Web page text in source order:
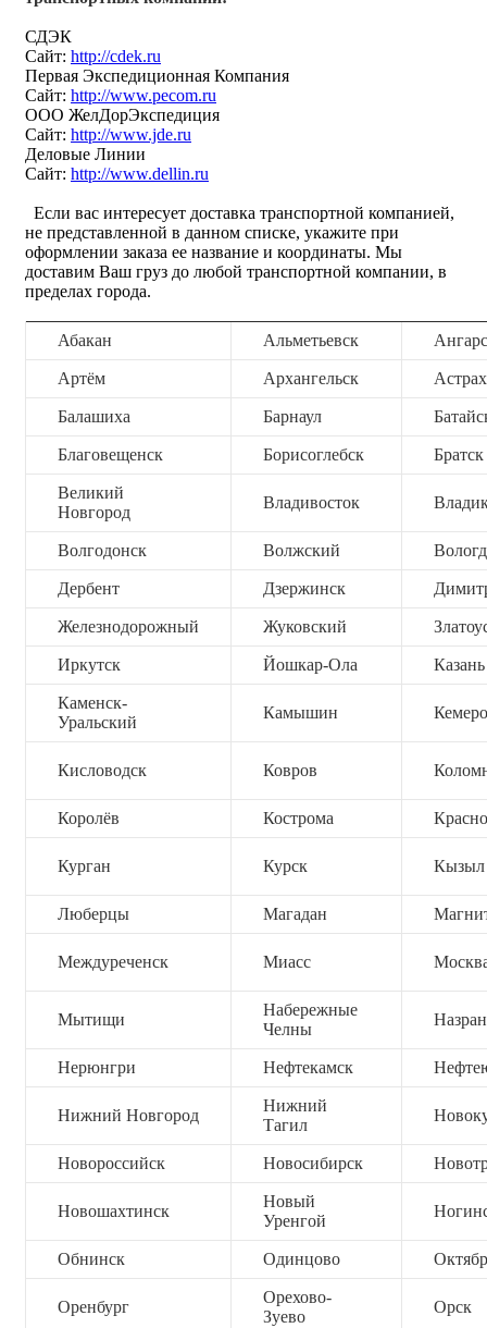
СДЭК
Сайт: http://cdek.ru
Первая Экспедиционная Компания
Сайт: http://www.pecom.ru
ООО ЖелДорЭкспедиция
Сайт: http://www.jde.ru
Деловые Линии
Сайт: http://www.dellin.ru
Если вас интересует доставка транспортной компанией,
не представленной в данном списке, укажите при
оформлении заказа ее название и координаты. Мы
доставим Ваш груз до любой транспортной компании, в
пределах города.
Абакан Альметьевск
Артём Архангельск
Балашиха Барнаул
Благовещенск Борисоглебск Братск
Великий
Новгород
Владивосток
Волгодонск Волжский
Дербент Дзержинск
Железнодорожный Жуковский
Иркутск Йошкар-Ола Казань
Каменск-
Уральский
Камышин
Кисловодск Ковров
Королёв Кострома
Курган Курск Кызыл
Люберцы Магадан
Междуреченск Миасс
Мытищи
Набережные
Челны
Нерюнгри Нефтекамск
Нижний Новгород
Нижний
Тагил
Новороссийск Новосибирск
Новошахтинск
Новый
Уренгой
Обнинск Одинцово
Оренбург
Орехово-
Зуево
Орск